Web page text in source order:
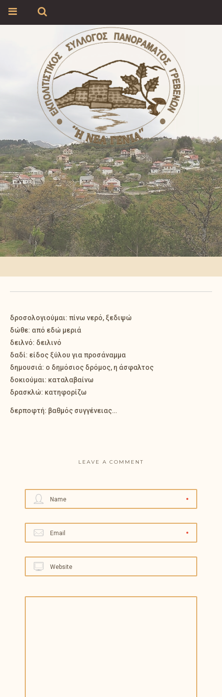
δροσολογιούμαι: πίνω νερό, ξεδιψώ
δώθε: από εδώ μεριά
δειλνό: δειλινό
δαδί: είδος ξύλου για προσάναμμα
δημουσιά: ο δημόσιος δρόμος, η άσφαλτος
δοκιούμαι: καταλαβαίνω
δρασκλώ: κατηφορίζω
δερποφτή: βαθμός συγγένειας…
LEAVE A COMMENT
Name
Email
Website